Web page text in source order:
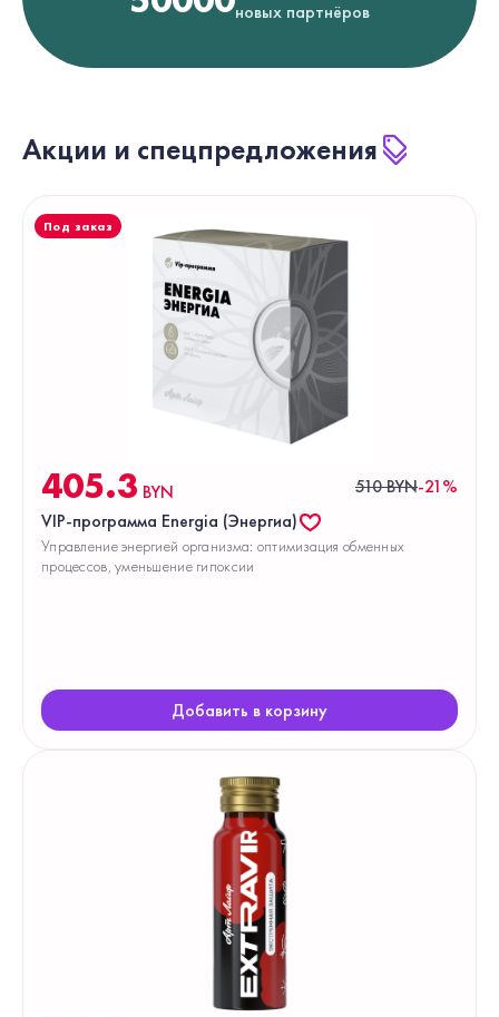
новых партнёров
Акции и спецпредложения
405.3 BYN 510 BYN-21%
VIP-программа Energia (Энергиа)
Управление энергией организма: оптимизация обменных
процессов, уменьшение гипоксии
Добавить в корзину
Под заказ